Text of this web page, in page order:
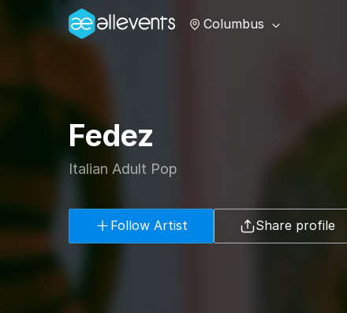
Columbus
Fedez
Italian Adult Pop
Follow Artist Share profile